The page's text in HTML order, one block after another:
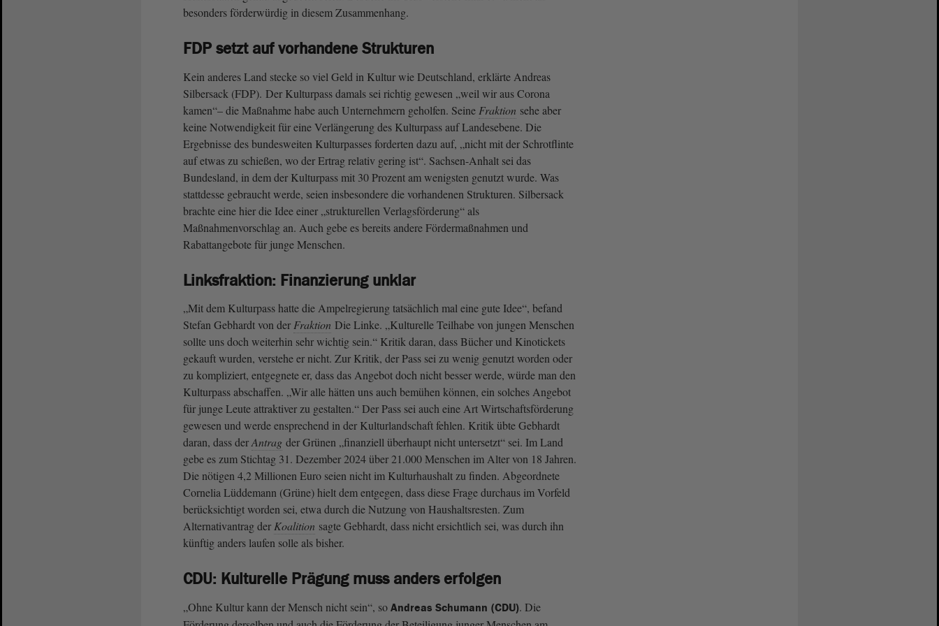
besonders förderwürdig in diesem Zusammenhang.
FDP setzt auf vorhandene Strukturen
Kein anderes Land stecke so viel Geld in Kultur wie Deutschland, erklärte Andreas
Silbersack (FDP). Der Kulturpass damals sei richtig gewesen „weil wir aus Corona
kamen“– die Maßnahme habe auch Unternehmern geholfen. Seine Fraktion sehe aber
keine Notwendigkeit für eine Verlängerung des Kulturpass auf Landesebene. Die
Ergebnisse des bundesweiten Kulturpasses forderten dazu auf, „nicht mit der Schrotflinte
auf etwas zu schießen, wo der Ertrag relativ gering ist“. Sachsen-Anhalt sei das
Bundesland, in dem der Kulturpass mit 30 Prozent am wenigsten genutzt wurde. Was
stattdesse gebraucht werde, seien insbesondere die vorhandenen Strukturen. Silbersack
brachte eine hier die Idee einer „strukturellen Verlagsförderung“ als
Maßnahmenvorschlag an. Auch gebe es bereits andere Fördermaßnahmen und
Rabattangebote für junge Menschen.
Linksfraktion: Finanzierung unklar
„Mit dem Kulturpass hatte die Ampelregierung tatsächlich mal eine gute Idee“, befand
Stefan Gebhardt von derFraktion Die Linke. „Kulturelle Teilhabe von jungen Menschen
sollte uns doch weiterhin sehr wichtig sein.“ Kritik daran, dass Bücher und Kinotickets
gekauft wurden, verstehe er nicht. Zur Kritik, der Pass sei zu wenig genutzt worden oder
zu kompliziert, entgegnete er, dass das Angebot doch nicht besser werde, würde man den
Kulturpass abschaffen. „Wir alle hätten uns auch bemühen können, ein solches Angebot
für junge Leute attraktiver zu gestalten.“ Der Pass sei auch eine Art Wirtschaftsförderung
gewesen und werde ensprechend in der Kulturlandschaft fehlen. Kritik übte Gebhardt
daran, dass derAntrag der Grünen „finanziell überhaupt nicht untersetzt“ sei. Im Land
gebe es zum Stichtag 31. Dezember 2024 über 21.000 Menschen im Alter von 18 Jahren.
Die nötigen 4,2 Millionen Euro seien nicht im Kulturhaushalt zu finden. Abgeordnete
Cornelia Lüddemann (Grüne) hielt dem entgegen, dass diese Frage durchaus im Vorfeld
berücksichtigt worden sei, etwa durch die Nutzung von Haushaltsresten. Zum
Alternativantrag derKoalition sagte Gebhardt, dass nicht ersichtlich sei, was durch ihn
künftig anders laufen solle als bisher.
CDU: Kulturelle Prägung muss anders erfolgen
„Ohne Kultur kann der Mensch nicht sein“, so Andreas Schumann (CDU). Die